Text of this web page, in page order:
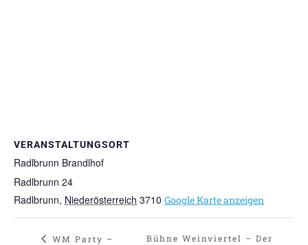
VERANSTALTUNGSORT
Radlbrunn Brandlhof
Radlbrunn 24
Radlbrunn, Niederösterreich 3710 Google Karte anzeigen
WM Party –
Bühne Weinviertel – Der